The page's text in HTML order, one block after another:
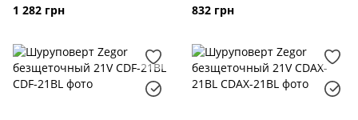
1 282 грн 832 грн